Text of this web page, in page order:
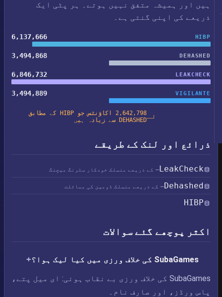
ہیں اور ہمیشہ متفق نہیں ہوتے۔ ہر پٹی ایک
ذریعے کی اپنی گنتی ہے۔
HIBP
6,137,666
DEHASHED
3,494,868
LEAKCHECK
6,846,732
VIGILANTE
3,494,889
2,642,798 اکاؤنٹس جو HIBP کے مطابق
DEHASHED سے زیادہ ہیں
ذرائع اور لنک کے طریقے
LeakCheck— کے ذریعے منسلک خودکار سٹرنگ میچنگ
Dehashed— کے ذریعے منسلک ڈومین کی مماثلت
HIBP
اکثر پوچھے گئے سوالات
SubaGames کی خلاف ورزی میں کیا لیک ہوا؟
SubaGames کی خلاف ورزی بے نقاب ہوئی: ای میل پتے،
پاس ورڈز، اور صارف نام۔